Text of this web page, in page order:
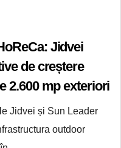
Jidvei
de creștere
2.600 mp exteriori
Jidvei și Sun Leader
outdoor